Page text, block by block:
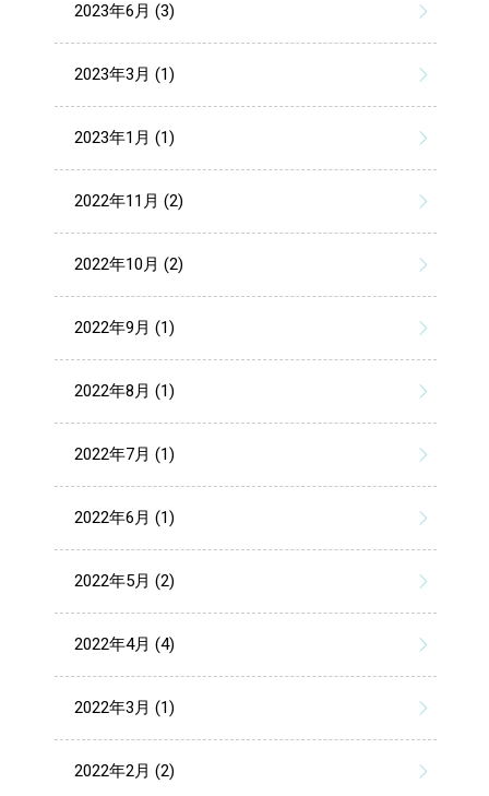
2023年6月 (3)
2023年3月 (1)
2023年1月 (1)
2022年11月 (2)
2022年10月 (2)
2022年9月 (1)
2022年8月 (1)
2022年7月 (1)
2022年6月 (1)
2022年5月 (2)
2022年4月 (4)
2022年3月 (1)
2022年2月 (2)